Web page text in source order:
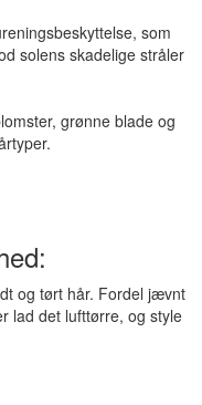
som
solens skadelige stråler
grønne blade og
og tørt hår. Fordel jævnt
lad det lufttørre, og style